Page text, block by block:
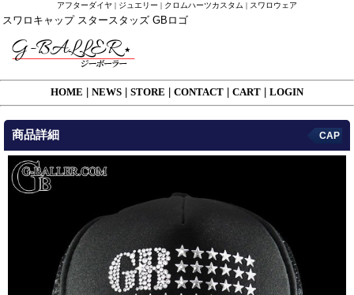
アフターダイヤ | ジュエリー | クロムハーツカスタム | スワロウェア
スワロキャップ スタースタッズ GBロゴ
HOME NEWS STORE CONTACT CART LOGIN
商品詳細 CAP